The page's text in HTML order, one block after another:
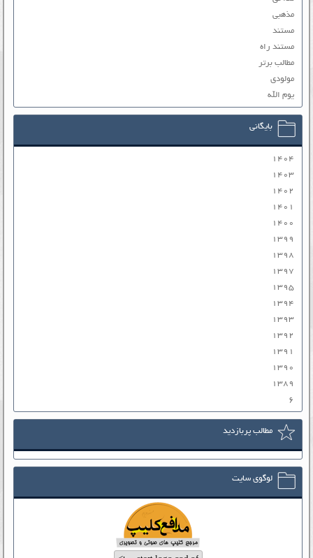
مذهبی
مستند
مستند راه
مطالب برتر
مولودی
یوم الله
بایگانی
۱۴۰۴
۱۴۰۳
۱۴۰۲
۱۴۰۱
۱۴۰۰
۱۳۹۹
۱۳۹۸
۱۳۹۷
۱۳۹۵
۱۳۹۴
۱۳۹۳
۱۳۹۲
۱۳۹۱
۱۳۹۰
۱۳۸۹
۶
مطالب پربازدید
لوگوی سایت